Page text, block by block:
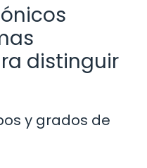
distinguir
y grados de